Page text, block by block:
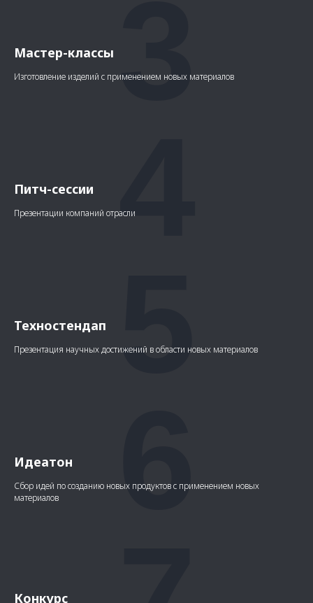
Мастер-классы
Изготовление изделий с применением новых материалов
3
Питч-сессии
Презентации компаний отрасли
4
Техностендап
Презентация научных достижений в области новых материалов
5
Идеатон
Сбор идей по созданию новых продуктов с применением новых
материалов
6
Конкурс